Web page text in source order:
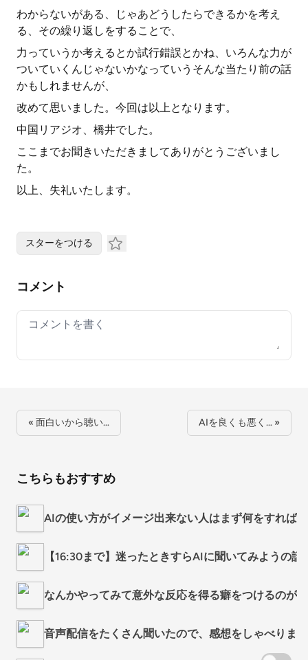
わからないがある、じゃあどうしたらできるかを考え
る、その繰り返しをすることで、
力っていうか考えるとか試行錯誤とかね、いろんな力が
ついていくんじゃないかなっていうそんな当たり前の話
かもしれませんが、
改めて思いました。今回は以上となります。
中国リアジオ、橋井でした。
ここまでお聞きいただきましてありがとうございまし
た。
以上、失礼いたします。
スターをつける
コメント
Your comment
« 面白いから聴い… AIを良くも悪く… »
こちらもおすすめ
AIの使い方がイメージ出来ない人はまず何をすれば
【16:30まで】迷ったときすらAIに聞いてみようの話
なんかやってみて意外な反応を得る癖をつけるのが
音声配信をたくさん聞いたので、感想をしゃべりま